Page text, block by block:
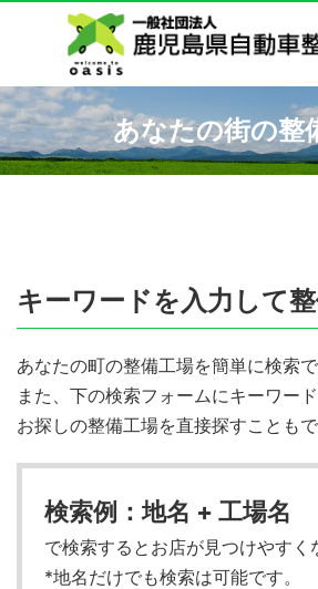
あなたの街の整
キーワードを入力して
あなたの町の整備工場を簡単に検索
また、下の検索フォームにキーワー
お探しの整備工場を直接探すこともで
検索例：地名 + 工場名
で検索するとお店が見つけやすく
*地名だけでも検索は可能です。